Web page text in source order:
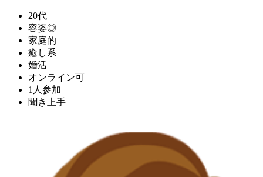
20代
容姿◎
家庭的
癒し系
婚活
オンライン可
1人参加
聞き上手